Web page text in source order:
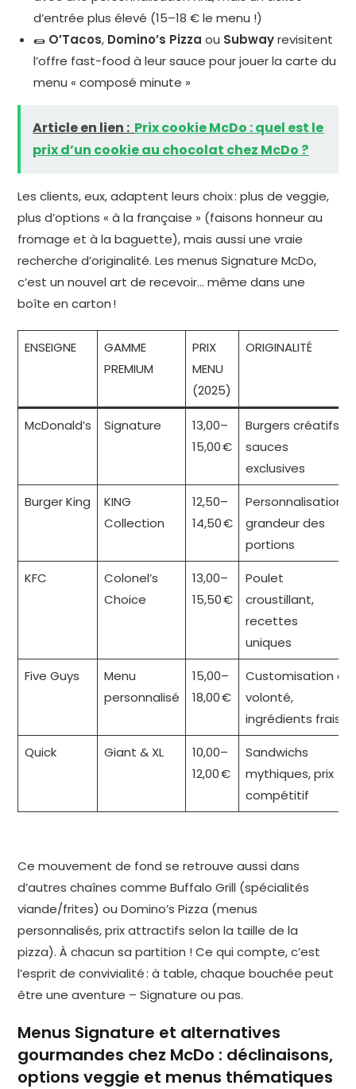
d’entrée plus élevé (15–18 € le menu !)
🌯 O’Tacos, Domino’s Pizza ou Subwayrevisitent
l’offre fast-food à leur sauce pour jouer la carte du
menu « composé minute »
Article en lien : Prix cookie McDo : quel est le
prix d’un cookie au chocolat chez McDo ?
Les clients, eux, adaptent leurs choix : plus de veggie,
plus d’options « à la française » (faisons honneur au
fromage et à la baguette), mais aussi une vraie
recherche d’originalité. Les menus Signature McDo,
c’est un nouvel art de recevoir… même dans une
boîte en carton !
ENSEIGNE
GAMME
PREMIUM
PRIX
MENU
(2025)
ORIGINALITÉ
McDonald’s Signature
13,00–
15,00 €
Burgers créatifs,
sauces
exclusives
Burger King
KING
Collection
12,50–
14,50 €
Personnalisation,
grandeur des
portions
KFC
Colonel’s
Choice
13,00–
15,50 €
Poulet
croustillant,
recettes
uniques
Five Guys
Menu
personnalisé
15,00–
18,00 €
Customisation à
volonté,
ingrédients frais
Quick
Giant & XL
10,00–
12,00 €
Sandwichs
mythiques, prix
compétitif
Ce mouvement de fond se retrouve aussi dans
d’autres chaînes comme Buffalo Grill (spécialités
viande/frites) ou Domino’s Pizza (menus
personnalisés, prix attractifs selon la taille de la
pizza). À chacun sa partition ! Ce qui compte, c’est
l’esprit de convivialité : à table, chaque bouchée peut
être une aventure – Signature ou pas.
Menus Signature et alternatives
gourmandes chez McDo : déclinaisons,
options veggie et menus thématiques